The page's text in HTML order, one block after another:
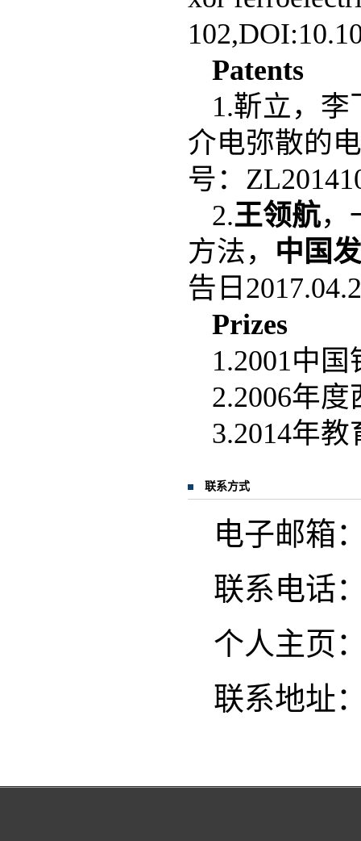
Patents
1.靳立，李
介电弥散的
号：
2.王领航，
方法， 中国
告日
Prizes
1.2001中
2.2006年
3.2014年
联系方式
电子邮箱
联系电话
个人主页
联系地址